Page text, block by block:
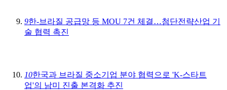
9한-브라질 공급망 등 MOU 7건 체결…첨단전략산업 기
술 협력 촉진
10한국과 브라질 중소기업 분야 협력으로 'K-스타트
업'의 남미 진출 본격화 추진